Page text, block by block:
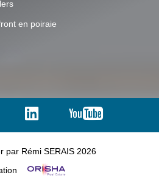
en poiraie
par Rémi SERAIS 2026